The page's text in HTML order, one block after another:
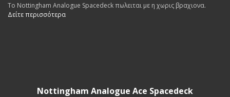
Το Nottingham Analogue Spacedeck πωλειται με η χωρις βραχιονα.
Δείτε περισσότερα
Nottingham Analogue Ace Spacedeck